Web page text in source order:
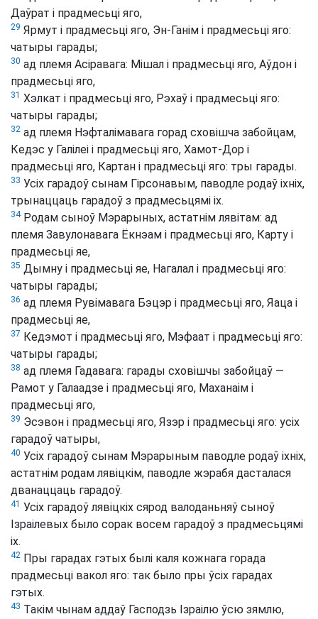
Даўрат і прадмесьці яго,
29 Ярмут і прадмесьці яго, Эн-Ганім і прадмесьці яго:
чатыры гарады;
30 ад племя Асіравага: Мішал і прадмесьці яго, Аўдон і
прадмесьці яго,
31 Хэлкат і прадмесьці яго, Рэхаў і прадмесьці яго:
чатыры гарады;
32 ад племя Нэфталімавага горад сховішча забойцам,
Кедэс у Галілеі і прадмесьці яго, Хамот-Дор і
прадмесьці яго, Картан і прадмесьці яго: тры гарады.
33 Усіх гарадоў сынам Гірсонавым, паводле родаў іхніх,
трынаццаць гарадоў з прадмесьцямі іх.
34Родам сыноў Мэрарыных, астатнім лявітам: ад
племя Завулонавага Ёкнэам і прадмесьці яго, Карту і
прадмесьці яе,
35 Дымну і прадмесьці яе, Нагалал і прадмесьці яго:
чатыры гарады;
36 ад племя Рувімавага Бэцэр і прадмесьці яго, Яаца і
прадмесьці яе,
37 Кедэмот і прадмесьці яго, Мэфаат і прадмесьці яго:
чатыры гарады;
38 ад племя Гадавага: гарады сховішчы забойцаў —
Рамот у Галаадзе і прадмесьці яго, Маханаім і
прадмесьці яго,
39 Эсэвон і прадмесьці яго, Язэр і прадмесьці яго: усіх
гарадоў чатыры,
40 Усіх гарадоў сынам Мэрарыным паводле родаў іхніх,
астатнім родам лявіцкім, паводле жэрабя дасталася
дванаццаць гарадоў.
41 Усіх гарадоў лявіцкіх сярод валоданьняў сыноў
Ізраілевых было сорак восем гарадоў з прадмесьцямі
іх.
42 Пры гарадах гэтых былі каля кожнага горада
прадмесьці вакол яго: так было пры ўсіх гарадах
гэтых.
43 Такім чынам аддаў Гасподзь Ізраілю ўсю зямлю,